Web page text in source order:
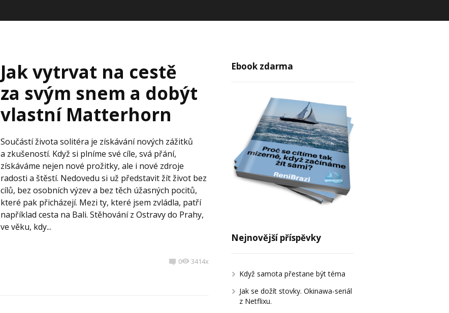
Jak vytrvat na cestě
za svým snem a dobýt
vlastní Matterhorn
Součástí života solitéra je získávání nových zážitků
a zkušeností. Když si plníme své cíle, svá přání,
získáváme nejen nové prožitky, ale i nové zdroje
radosti a štěstí. Nedovedu si už představit žít život bez
cílů, bez osobních výzev a bez těch úžasných pocitů,
které pak přicházejí. Mezi ty, které jsem zvládla, patří
například cesta na Bali. Stěhování z Ostravy do Prahy,
ve věku, kdy...
0 3414x
Ebook zdarma
Nejnovější příspěvky
Když samota přestane být téma
Jak se dožít stovky. Okinawa-seriál
z Netflixu.